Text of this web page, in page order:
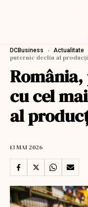
DCBusiness › Actualitate
puternic declin al
cu cel
al
13 MAI 2026